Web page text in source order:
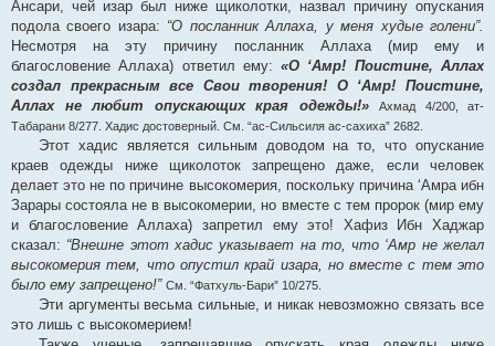
Ансари, чей изар был ниже щиколотки, назвал причину опускания
подола своего изара: “О посланник Аллаха, у меня худые голени”.
Несмотря на эту причину посланник Аллаха (мир ему и
благословение Аллаха) ответил ему:«О ‘Амр! Поистине, Аллах
создал прекрасным все Свои творения! О ‘Амр! Поистине,
Аллах не любит опускающих края одежды!»
Ахмад 4/200, ат-
Табарани 8/277. Хадис достоверный. См. “ас-Сильсиля ас-сахиха” 2682.
Этот хадис является сильным доводом на то, что опускание
краев одежды ниже щиколоток запрещено даже, если человек
делает это не по причине высокомерия, поскольку причина ‘Амра ибн
Зарары состояла не в высокомерии, но вместе с тем пророк (мир ему
и благословение Аллаха) запретил ему это! Хафиз Ибн Хаджар
сказал: “Внешне этот хадис указывает на то, что ‘Амр не желал
высокомерия тем, что опустил край изара, но вместе с тем это
было ему запрещено!” См. “Фатхуль-Бари” 10/275.
Эти аргументы весьма сильные, и никак невозможно связать все
это лишь с высокомерием!